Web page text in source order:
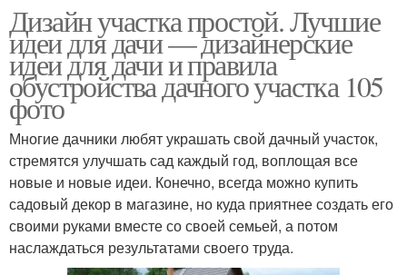
Дизайн участка простой. Лучшие
идеи для дачи — дизайнерские
идеи для дачи и правила
обустройства дачного участка 105
фото
Многие дачники любят украшать свой дачный участок,
стремятся улучшать сад каждый год, воплощая все
новые и новые идеи. Конечно, всегда можно купить
садовый декор в магазине, но куда приятнее создать его
своими руками вместе со своей семьей, а потом
наслаждаться результатами своего труда.